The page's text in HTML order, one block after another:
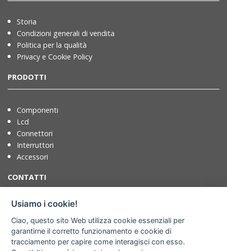
Storia
Condizioni generali di vendita
Politica per la qualità
Privacy e Cookie Policy
PRODOTTI
Componenti
Lcd
Connettori
Interruttori
Accessori
CONTATTI
T. +39 071721091
F. +39 0717210922
info@adimpex.it
Usiamo i cookie!
Ciao, questo sito Web utilizza cookie essenziali per
garantirne il corretto funzionamento e cookie di
tracciamento per capire come interagisci con esso.